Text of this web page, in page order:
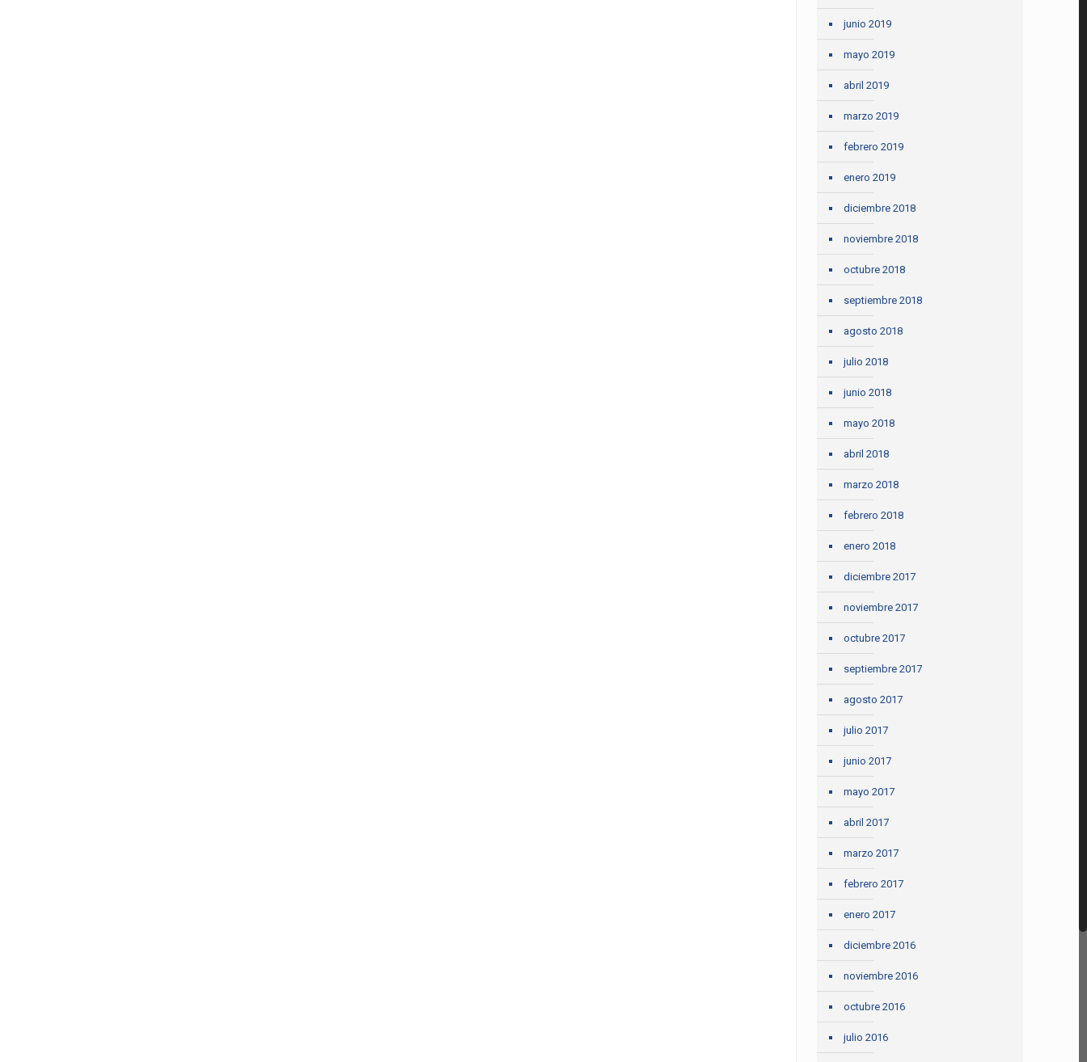
junio 2019
mayo 2019
abril 2019
marzo 2019
febrero 2019
enero 2019
diciembre 2018
noviembre 2018
octubre 2018
septiembre 2018
agosto 2018
julio 2018
junio 2018
mayo 2018
abril 2018
marzo 2018
febrero 2018
enero 2018
diciembre 2017
noviembre 2017
octubre 2017
septiembre 2017
agosto 2017
julio 2017
junio 2017
mayo 2017
abril 2017
marzo 2017
febrero 2017
enero 2017
diciembre 2016
noviembre 2016
octubre 2016
julio 2016